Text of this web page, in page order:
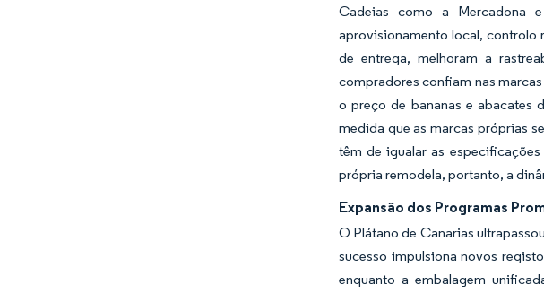
Cadeias como a Mercadona
aprovisionamento local, controlo
de entrega, melhoram a
compradores confiam nas
o preço de bananas e abacates
medida que as marcas próprias
têm de igualar as
própria remodela, portanto, a
Expansão dos Programas
O Plátano de Canarias
sucesso impulsiona novos
enquanto a embalagem